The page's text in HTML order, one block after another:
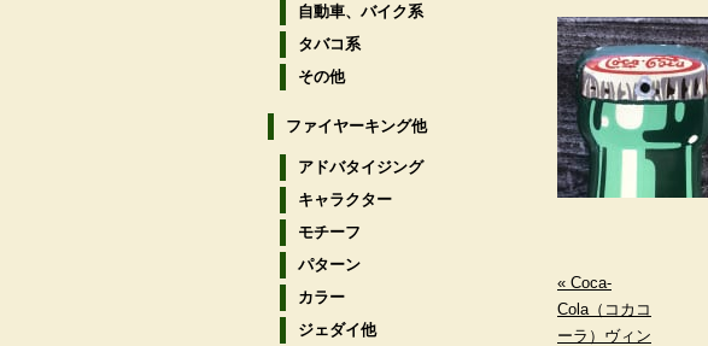
« Coca-
Cola（コカコ
ーラ）ヴィン
自動車、バイク系
タバコ系
その他
ファイヤーキング他
アドバタイジング
キャラクター
モチーフ
パターン
カラー
ジェダイ他